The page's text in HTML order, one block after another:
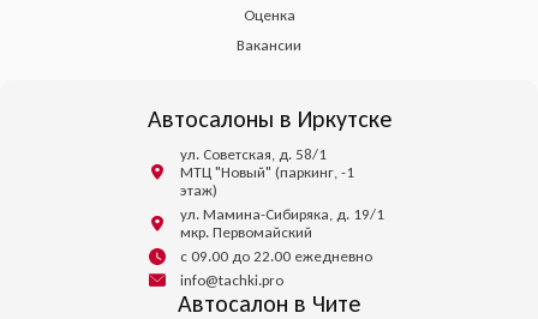
Оценка
Вакансии
Автосалоны в Иркутске
ул. Советская, д. 58/1
МТЦ "Новый" (паркинг, -1
этаж)
ул. Мамина-Сибиряка, д. 19/1
мкр. Первомайский
с 09.00 до 22.00 ежедневно
info@tachki.pro
Автосалон в Чите